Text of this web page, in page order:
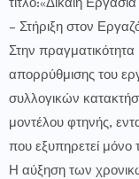
τίτλο:«Δίκαιη
– Στήριξη στον
Στην πραγματικότητα
απορρύθμισης του
συλλογικών
μοντέλου φτηνής,
που εξυπηρετεί μόνο
Η αύξηση των